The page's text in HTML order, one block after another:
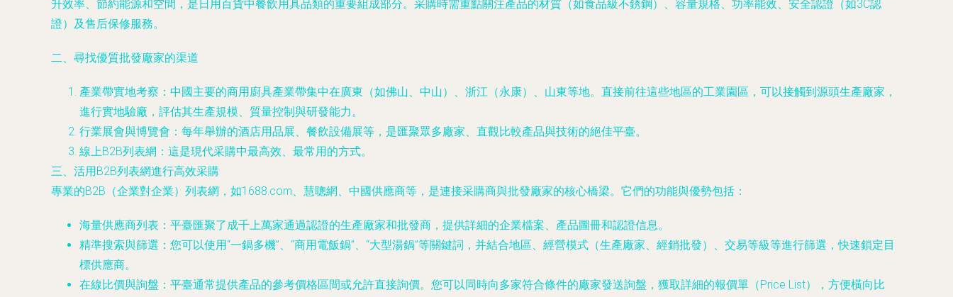
升效率、節約能源和空間，是日用百貨中餐飲用具品類的重要組成部分。采購時需重點關注產品的材質（如食品級不銹鋼）、容量規格、功率能效、安全認證（如3C認
證）及售后保修服務。
二、尋找優質批發廠家的渠道
產業帶實地考察：中國主要的商用廚具產業帶集中在廣東（如佛山、中山）、浙江（永康）、山東等地。直接前往這些地區的工業園區，可以接觸到源頭生產廠家，
進行實地驗廠，評估其生產規模、質量控制與研發能力。
行業展會與博覽會：每年舉辦的酒店用品展、餐飲設備展等，是匯聚眾多廠家、直觀比較產品與技術的絕佳平臺。
線上B2B列表網：這是現代采購中最高效、最常用的方式。
三、活用B2B列表網進行高效采購
專業的B2B（企業對企業）列表網，如1688.com、慧聰網、中國供應商等，是連接采購商與批發廠家的核心橋梁。它們的功能與優勢包括：
海量供應商列表 ：平臺匯聚了成千上萬家通過認證的生產廠家和批發商，提供詳細的企業檔案、產品圖冊和認證信息。
精準搜索與篩選 ：您可以使用“一鍋多機”、“商用電飯鍋”、“大型湯鍋”等關鍵詞，并結合地區、經營模式（生產廠家、經銷批發）、交易等級等進行篩選，快速鎖定目
標供應商。
在線比價與詢盤 ：平臺通常提供產品的參考價格區間或允許直接詢價。您可以同時向多家符合條件的廠家發送詢盤，獲取詳細的報價單（Price List），方便橫向比